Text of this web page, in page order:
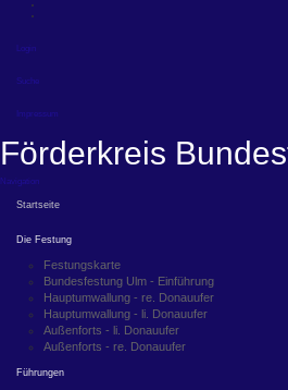
Login
Suche
Impressum
Förderkreis
Navigation
Startseite
Die Festung
Festungskarte
Bundesfestung Ulm - Einführung
Hauptumwallung - re. Donauufer
Hauptumwallung - li. Donauufer
Außenforts - li. Donauufer
Außenforts - re. Donauufer
Führungen